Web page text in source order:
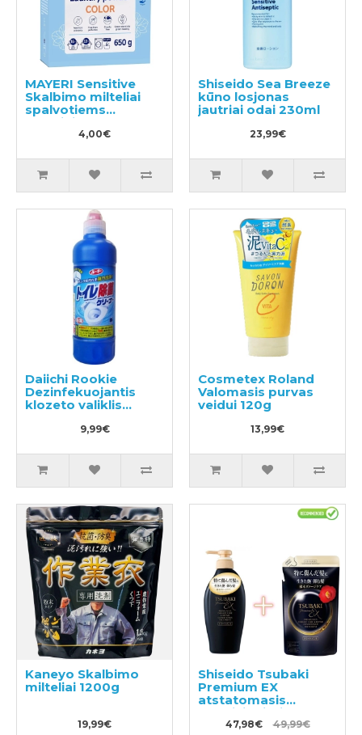
MAYERI Sensitive
Skalbimo milteliai
spalvotiems
skalbiniams 650g
4,00€
Shiseido Sea Breeze
kūno losjonas
jautriai odai 230ml
23,99€
Daiichi Rookie
Dezinfekuojantis
klozeto valiklis
9,99€
Cosmetex Roland
Valomasis purvas
veidui 120g
13,99€
Kaneyo Skalbimo
milteliai 1200g
19,99€
Shiseido Tsubaki
Premium EX
atstatomasis
kondicionierius-
kaukė pažeistiems
47,98€ 49,99€